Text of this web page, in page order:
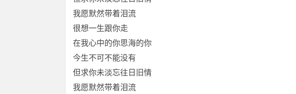
我愿默然带着泪流
很想一生跟你走
在我心中的你思海的你
今生不可不能没有
但求你未淡忘往日旧情
我愿默然带着泪流